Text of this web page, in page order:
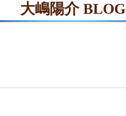
大嶋陽介 BLOG